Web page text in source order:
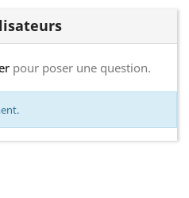
pour poser une question.